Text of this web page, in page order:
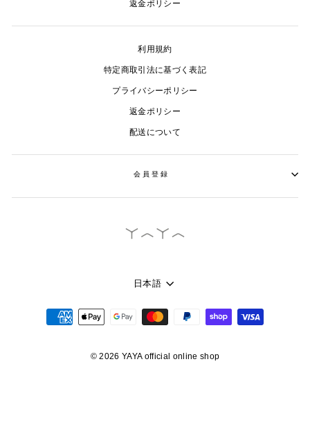
返金ポリシー
利用規約
特定商取引法に基づく表記
プライバシーポリシー
返金ポリシー
配送について
会員登録
言
日本語
© 2026 YAYA official online shop